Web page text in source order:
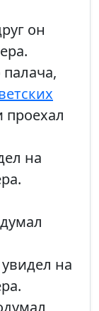
он
проехал
на
на